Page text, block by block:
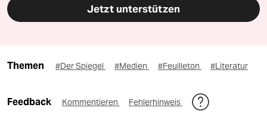
Jetzt unterstützen
Themen #Der Spiegel #Medien #Feuilleton #Literatur
Feedback Kommentieren Fehlerhinweis